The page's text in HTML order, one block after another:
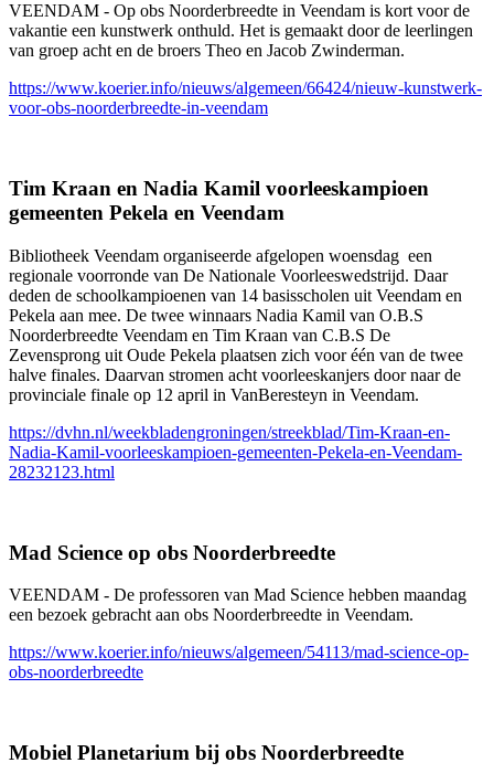
VEENDAM - Op obs Noorderbreedte in Veendam is kort voor de
vakantie een kunstwerk onthuld. Het is gemaakt door de leerlingen
van groep acht en de broers Theo en Jacob Zwinderman.
https://www.koerier.info/nieuws/algemeen/66424/nieuw-kunstwerk-
voor-obs-noorderbreedte-in-veendam
Tim Kraan en Nadia Kamil voorleeskampioen
gemeenten Pekela en Veendam
Bibliotheek Veendam organiseerde afgelopen woensdag een
regionale voorronde van De Nationale Voorleeswedstrijd. Daar
deden de schoolkampioenen van 14 basisscholen uit Veendam en
Pekela aan mee. De twee winnaars Nadia Kamil van O.B.S
Noorderbreedte Veendam en Tim Kraan van C.B.S De
Zevensprong uit Oude Pekela plaatsen zich voor één van de twee
halve finales. Daarvan stromen acht voorleeskanjers door naar de
provinciale finale op 12 april in VanBeresteyn in Veendam.
https://dvhn.nl/weekbladengroningen/streekblad/Tim-Kraan-en-
Nadia-Kamil-voorleeskampioen-gemeenten-Pekela-en-Veendam-
28232123.html
Mad Science op obs Noorderbreedte
VEENDAM - De professoren van Mad Science hebben maandag
een bezoek gebracht aan obs Noorderbreedte in Veendam.
https://www.koerier.info/nieuws/algemeen/54113/mad-science-op-
obs-noorderbreedte
Mobiel Planetarium bij obs Noorderbreedte